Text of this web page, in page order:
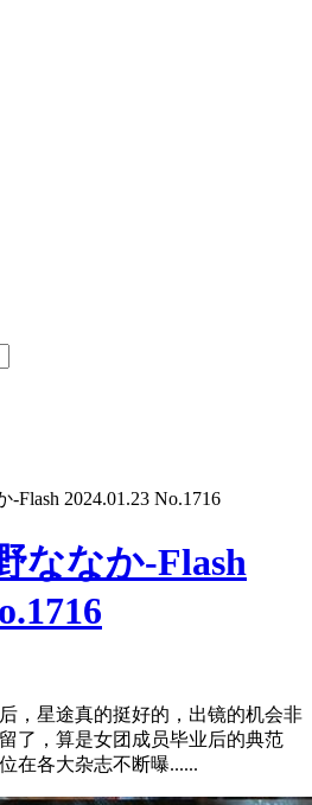
Flash 2024.01.23 No.1716
ななか-Flash
，星途真的挺好的，出镜的机会非
了，算是女团成员毕业后的典范
在各大杂志不断曝......